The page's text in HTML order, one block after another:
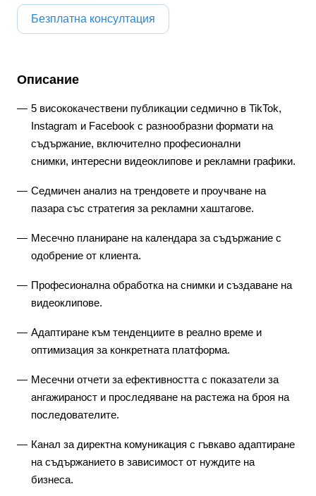
Безплатна консултация
Описание
5 висококачествени публикации седмично в TikTok,
Instagram и Facebook с разнообразни формати на
съдържание, включително професионални
снимки, интересни видеоклипове и рекламни графики.
Седмичен анализ на трендовете и проучване на
пазара със стратегия за рекламни хаштагове.
Месечно планиране на календара за съдържание с
одобрение от клиента.
Професионална обработка на снимки и създаване на
видеоклипове.
Адаптиране към тенденциите в реално време и
оптимизация за конкретната платформа.
Месечни отчети за ефективността с показатели за
ангажираност и проследяване на растежа на броя на
последователите.
Канал за директна комуникация с гъвкаво адаптиране
на съдържанието в зависимост от нуждите на
бизнеса.